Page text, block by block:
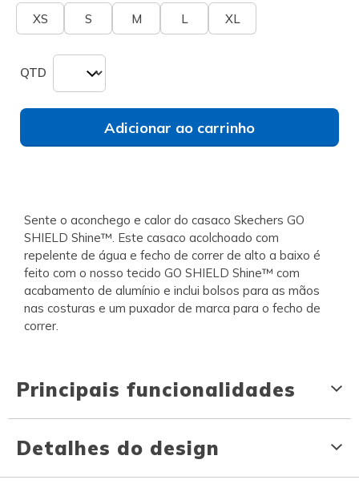
XS S M L XL
QTD
Adicionar ao carrinho
Sente o aconchego e calor do casaco Skechers GO
SHIELD Shine™. Este casaco acolchoado com
repelente de água e fecho de correr de alto a baixo é
feito com o nosso tecido GO SHIELD Shine™ com
acabamento de alumínio e inclui bolsos para as mãos
nas costuras e um puxador de marca para o fecho de
correr.
Principais funcionalidades
Detalhes do design